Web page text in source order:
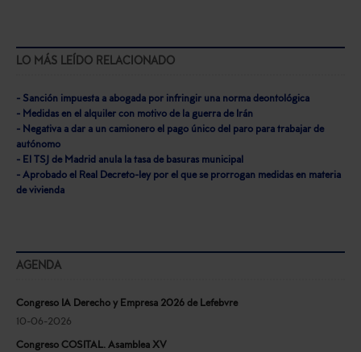
LO MÁS LEÍDO RELACIONADO
- Sanción impuesta a abogada por infringir una norma deontológica
- Medidas en el alquiler con motivo de la guerra de Irán
- Negativa a dar a un camionero el pago único del paro para trabajar de
autónomo
- El TSJ de Madrid anula la tasa de basuras municipal
- Aprobado el Real Decreto-ley por el que se prorrogan medidas en materia
de vivienda
AGENDA
Congreso IA Derecho y Empresa 2026 de Lefebvre
10-06-2026
Congreso COSITAL. Asamblea XV